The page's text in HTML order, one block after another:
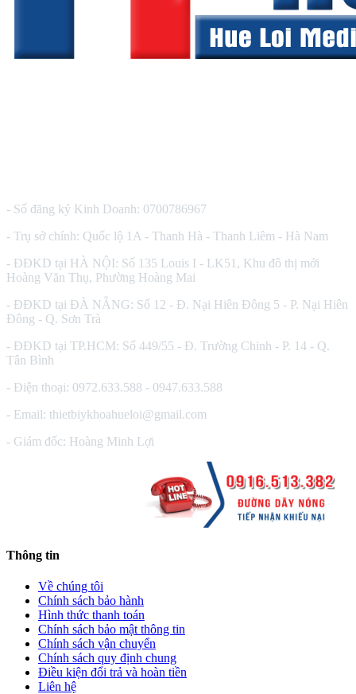
- Số đăng ký Kinh Doanh: 0700786967
- Trụ sở chính: Quốc lộ 1A - Thanh Hà - Thanh Liêm - Hà Nam
- ĐĐKD tại HÀ NỘI: Số 135 Louis I - LK51, Khu đô thị mới
Hoàng Văn Thụ, Phường Hoàng Mai
- ĐĐKD tại ĐÀ NẴNG: Số 12 - Đ. Nại Hiên Đông 5 - P. Nại Hiên
Đông - Q. Sơn Trà
- ĐĐKD tại TP.HCM: Số 449/55 - Đ. Trường Chinh - P. 14 - Q.
Tân Bình
- Điện thoại: 0972.633.588 - 0947.633.588
- Email: thietbiykhoahueloi@gmail.com
- Giám đốc: Hoàng Minh Lợi
Thông tin
Về chúng tôi
Chính sách bảo hành
Hình thức thanh toán
Chính sách bảo mật thông tin
Chính sách vận chuyển
Chính sách quy định chung
Điều kiện đổi trả và hoàn tiền
Liên hệ